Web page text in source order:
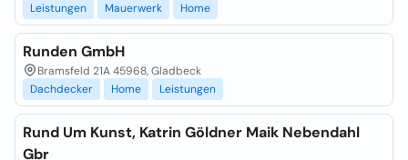
Leistungen
Mauerwerk Home
Runden GmbH
Bramsfeld 21A 45968, Gladbeck
Dachdecker
Home Leistungen
Rund Um Kunst, Katrin Göldner Maik Nebendahl
Gbr